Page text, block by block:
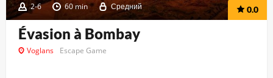
2-6 60 min Средний 0.0
Évasion à Bombay
Voglans Escape Game